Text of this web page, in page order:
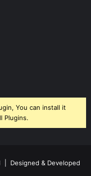
You can install it
Plugins.
| Designed & Developed